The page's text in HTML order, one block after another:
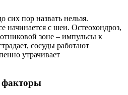
пор назвать нельзя.
начинается с шеи. Остеохондроз,
зоне – импульсы к
сосуды работают
утрачивает
факторы